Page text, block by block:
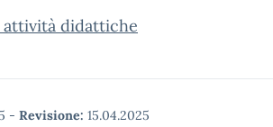
attività didattiche
- Revisione: 15.04.2025